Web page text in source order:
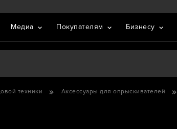
Медиа Покупателям Бизнесу
техники Аксессуары для опрыскивателей